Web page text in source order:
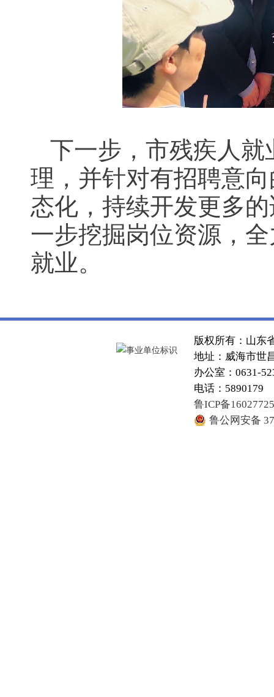
下一步，市残疾人
理，并针对有招聘意
态化，持续开发更多
一步挖掘岗位资源，
就业。
版权所有：山东
地址：威海市世
办公室：0631-
电话：5890179
鲁ICP备
鲁公网安备